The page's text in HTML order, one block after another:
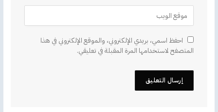
احفظ اسمي، بريدي الإلكتروني، والموقع الإلكتروني في هذا
المتصفح لاستخدامها المرة المقبلة في تعليقي.